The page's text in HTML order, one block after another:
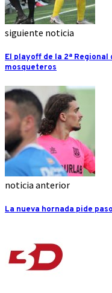
siguiente noticia
El playoff de la 2ª Regional
mosqueteros
noticia anterior
La nueva hornada pide